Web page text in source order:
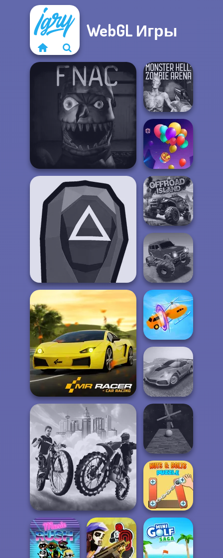
WebGL Игры
Five Nights At Christmas
Squid Battle Simulator
Mr. Racer
City Bike Racing
Champion
Monster Hell:
Zombie Arena
Balloon Match 3D
Offroad Island
Offroad Muddy
Trucks
Shape-shifting
Madness Driver
Vertigo City
Roller Baller
Nuts & Bolts
Puzzle